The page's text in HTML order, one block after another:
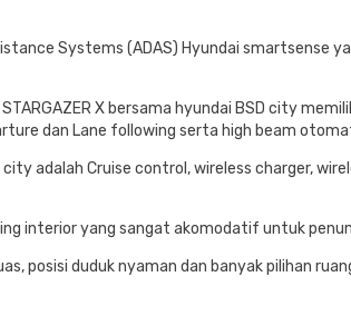
Systems (ADAS) Hyundai smartsense
X bersama hyundai BSD city
dan Lane following serta high beam
city adalah Cruise control, wireless charger,
interior yang sangat akomodatif untuk
posisi duduk nyaman dan banyak pilihan